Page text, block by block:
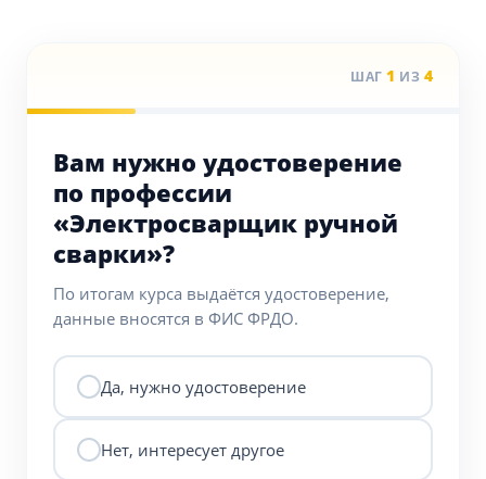
ШАГ 1 ИЗ 4
Вам нужно удостоверение
по профессии
«Электросварщик ручной
сварки»?
По итогам курса выдаётся удостоверение,
данные вносятся в ФИС ФРДО.
Да, нужно удостоверение
Нет, интересует другое